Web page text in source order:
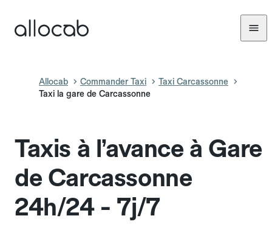
Allocab Commander Taxi
Taxi Carcassonne
Taxi la gare de Carcassonne
Taxis à l’avance à Gare
de Carcassonne
24h/24 - 7j/7